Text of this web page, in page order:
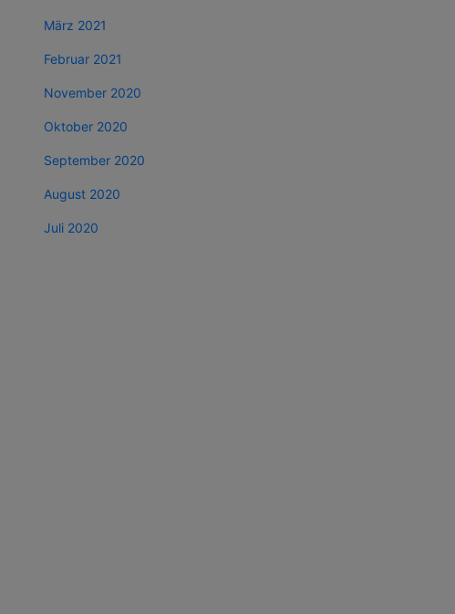
März 2021
Februar 2021
November 2020
Oktober 2020
September 2020
August 2020
Juli 2020